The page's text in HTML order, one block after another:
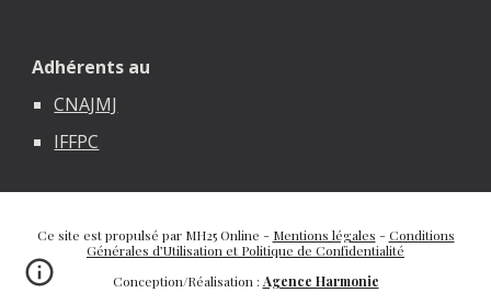
Adhérents au
CNAJMJ
IFFPC
Ce site est propulsé par MH25 Online - Mentions légales - Conditions
Générales d’Utilisation et Politique de Confidentialité
Conception/Réalisation : Agence Harmonie